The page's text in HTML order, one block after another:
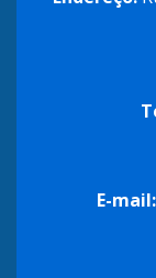
E-mail: